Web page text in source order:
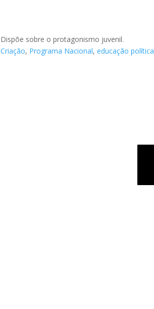
Dispõe sobre o protagonismo juvenil.
Criação, Programa Nacional,educação política